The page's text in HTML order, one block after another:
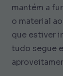
mantém a
o material
que estiver
tudo segue